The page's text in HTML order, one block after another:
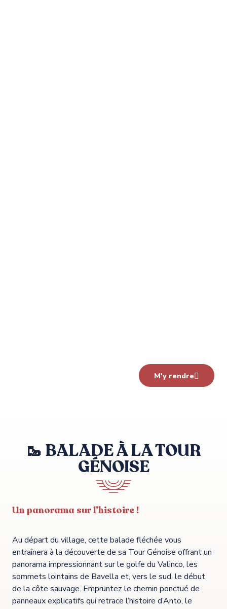
M'y rendre
🥾 BALADE À LA TOUR
GÉNOISE
Un panorama sur l’histoire !
Au départ du village, cette balade fléchée vous
entraînera à la découverte de sa Tour Génoise offrant un
panorama impressionnant sur le golfe du Valinco, les
sommets lointains de Bavella et, vers le sud, le début
de la côte sauvage. Empruntez le chemin ponctué de
panneaux explicatifs qui retrace l’histoire d’Anto, le